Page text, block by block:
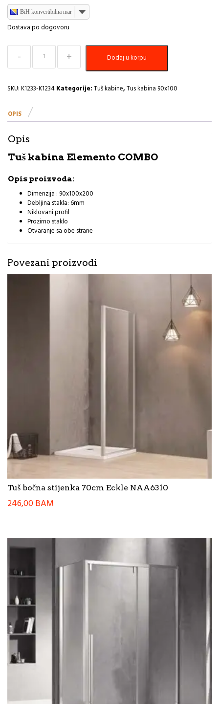
BiH konvertibilna marka
Dostava po dogovoru
Tuš
kabina
90x100x200
6mm
Combo
količina
Dodaj u korpu
SKU:K1233-K1234Kategorije:Tuš kabine,Tus kabina 90x100
OPIS
Opis
Tuš kabina Elemento COMBO
Opis proizvoda:
Dimenzija : 90x100x200
Debljina stakla: 6mm
Niklovani profil
Prozirno staklo
Otvaranje sa obe strane
Povezani proizvodi
Tuš bočna stijenka 70cm Eckle NAA6310
246,00BAM